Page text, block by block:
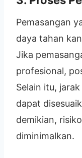
Pemasangan
daya tahan
Jika
profesional,
Selain itu,
dapat
demikian,
diminimalkan.